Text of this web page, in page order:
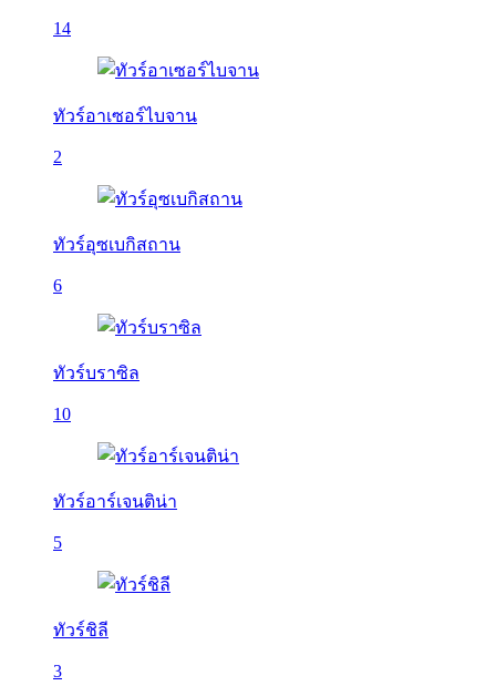
14
ทัวร์อาเซอร์ไบจาน
2
ทัวร์อุซเบกิสถาน
6
ทัวร์บราซิล
10
ทัวร์อาร์เจนติน่า
5
ทัวร์ชิลี
3